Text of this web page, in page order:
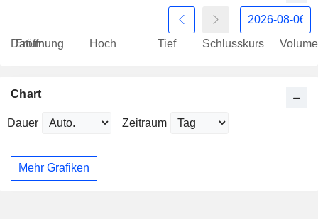
Datum
Eröffnung Hoch Tief Schlusskurs
Chart
Dauer Zeitraum
Mehr Grafiken